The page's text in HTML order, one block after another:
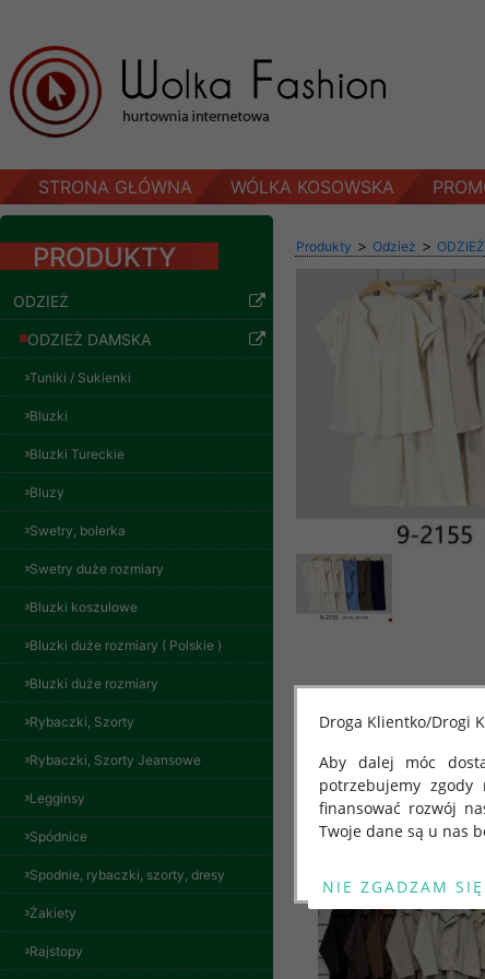
STRONA GŁÓWNA WÓLKA KOSOWSKA
PRODUKTY
ODZIEŻ
ODZIEŻ DAMSKA
Tuniki / Sukienki
Bluzki
Bluzki Tureckie
Bluzy
Swetry, bolerka
Swetry duże rozmiary
Bluzki koszulowe
Bluzki duże rozmiary ( Polskie )
Bluzki duże rozmiary
Rybaczki, Szorty
Rybaczki, Szorty Jeansowe
Legginsy
Spódnice
Spodnie, rybaczki, szorty, dresy
Żakiety
RajstopyBluzy damskie Roz
L-3XL. 1 kolor.
Produkty > Odzież >
Inne produkty
Droga Klientko/Drogi
Aby dalej móc
potrzebujemy
finansować rozwój
Twoje dane są u nas
Od 25 maja 2018
kwietnia 2016 r. w
swobodnego
"GDPR" lub "Ogólne
przetwarzaniu